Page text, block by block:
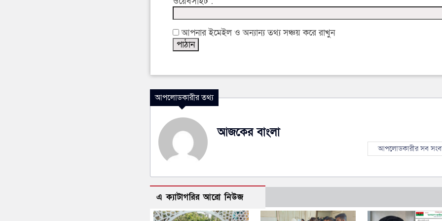
আপনার ইমেইল ও অন্যান্য তথ্য সঞ্চয় করে রাখুন
আপলোডকারীর তথ্য
আজকের বাংলা
আপলোডকারীর সব
এ ক্যাটাগরির আরো নিউজ